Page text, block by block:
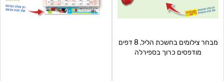
מבחר צילומים בחשכת הליל, 8 דפים
מודפסים כרוך בספירלה